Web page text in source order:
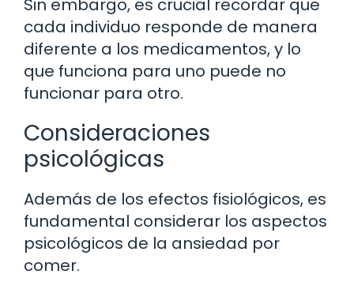
Sin embargo, es crucial recordar que
cada individuo responde de manera
diferente a los medicamentos, y lo
que funciona para uno puede no
funcionar para otro.
Consideraciones
psicológicas
Además de los efectos fisiológicos, es
fundamental considerar los aspectos
psicológicos de la ansiedad por
comer.